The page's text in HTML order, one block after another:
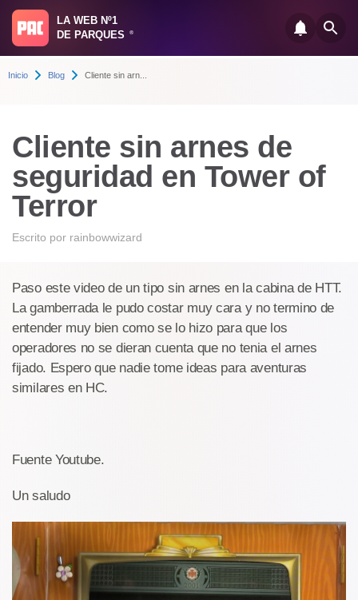
LA WEB Nº1
DE PARQUES
®
Inicio Blog Cliente sin arn...
Cliente sin arnes de
seguridad en Tower of
Terror
Escrito por rainbowwizard
Paso este video de un tipo sin arnes en la cabina de HTT.
La gamberrada le pudo costar muy cara y no termino de
entender muy bien como se lo hizo para que los
operadores no se dieran cuenta que no tenia el arnes
fijado. Espero que nadie tome ideas para aventuras
similares en HC.
Fuente Youtube.
Un saludo